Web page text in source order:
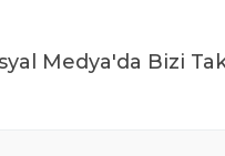
Medya'da Bizi